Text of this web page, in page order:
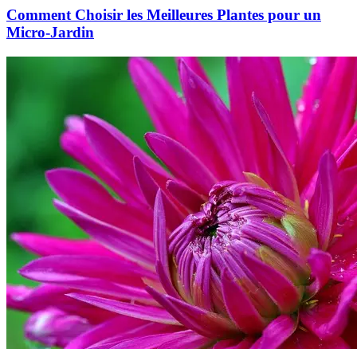
Comment Choisir les Meilleures Plantes pour un
Micro-Jardin